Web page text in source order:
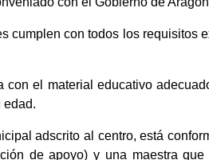
cumplen con todos los requisitos
con el material educativo
edad.
adscrito al centro, está
de apoyo) y una maestra